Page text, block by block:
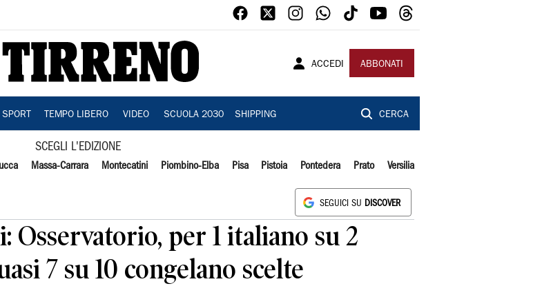
ACCEDI ABBONATI
SPORT TEMPO LIBERO VIDEO SCUOLA 2030 SHIPPING CERCA
SCEGLI L'EDIZIONE
Massa-Carrara Montecatini Piombino-Elba Pisa Pistoia Pontedera Prato Versilia
SEGUICI SU DISCOVER
Osservatorio, per 1 italiano su 2
7 su 10 congelano scelte